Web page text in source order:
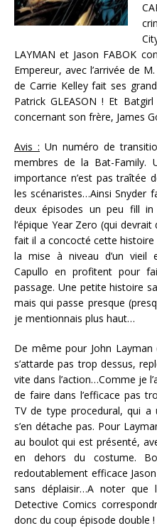
LAYMAN et Jason FABOK
Empereur, avec l’arrivée de
de Carrie Kelley fait ses
Patrick GLEASON ! Et
concernant son frère, James
Avis : Un numéro de
membres de la Bat-Family.
importance n’est pas traîtée
les scénaristes…Ainsi Snyder
deux épisodes un peu fill
l’épique Year Zero (qui
fait il a concocté cette
la mise à niveau d’un vieil
Capullo en profitent pour
passage. Une petite histoire
mais qui passe presque
je mentionnais plus haut…
De même pour John
s’attarde pas trop dessus,
vite dans l’action…Comme je
de faire dans l’efficace pas
TV de type procedural, qui
s’en détache pas. Pour
au boulot qui est présenté,
en dehors du costume.
redoutablement efficace
sans déplaisir…A noter que
Detective Comics
donc du coup épisode double !